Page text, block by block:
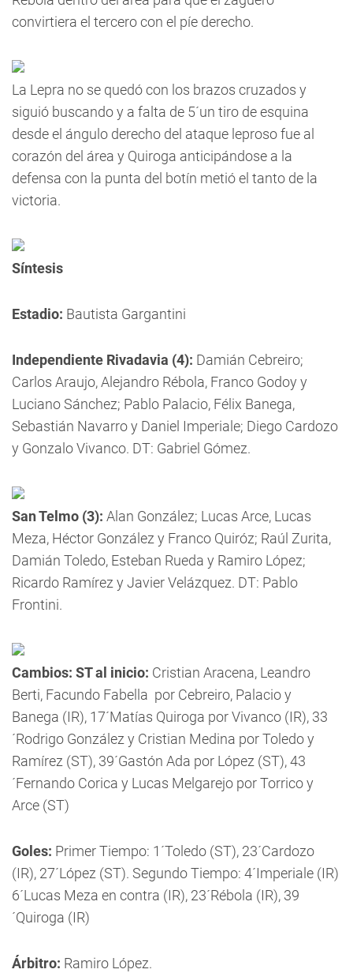
convirtiera el tercero con el píe derecho.
La Lepra no se quedó con los brazos cruzados y
siguió buscando y a falta de 5´un tiro de esquina
desde el ángulo derecho del ataque leproso fue al
corazón del área y Quiroga anticipándose a la
defensa con la punta del botín metió el tanto de la
victoria.
Síntesis
Estadio: Bautista Gargantini
Independiente Rivadavia (4): Damián Cebreiro;
Carlos Araujo, Alejandro Rébola, Franco Godoy y
Luciano Sánchez; Pablo Palacio, Félix Banega,
Sebastián Navarro y Daniel Imperiale; Diego Cardozo
y Gonzalo Vivanco. DT: Gabriel Gómez.
San Telmo (3): Alan González; Lucas Arce, Lucas
Meza, Héctor González y Franco Quiróz; Raúl Zurita,
Damián Toledo, Esteban Rueda y Ramiro López;
Ricardo Ramírez y Javier Velázquez. DT: Pablo
Frontini.
Cambios: ST al inicio: Cristian Aracena, Leandro
Berti, Facundo Fabella por Cebreiro, Palacio y
Banega (IR), 17´Matías Quiroga por Vivanco (IR), 33
´Rodrigo González y Cristian Medina por Toledo y
Ramírez (ST), 39´Gastón Ada por López (ST), 43
´Fernando Corica y Lucas Melgarejo por Torrico y
Arce (ST)
Goles: Primer Tiempo: 1´Toledo (ST), 23´Cardozo
(IR), 27´López (ST). Segundo Tiempo: 4´Imperiale (IR)
6´Lucas Meza en contra (IR), 23´Rébola (IR), 39
´Quiroga (IR)
Árbitro: Ramiro López.